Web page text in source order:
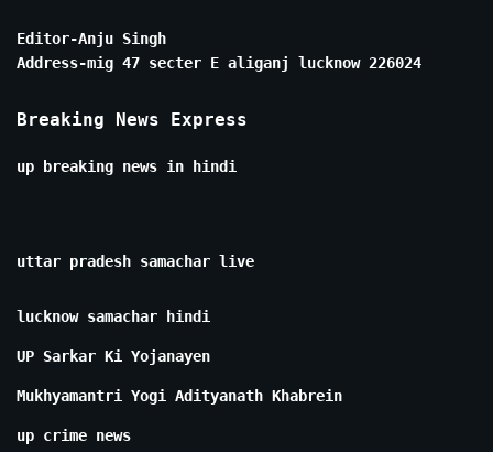
Editor-Anju Singh
Address-mig 47 secter E aliganj lucknow 226024
Breaking News Express
up breaking news in hindi
uttar pradesh samachar live
lucknow samachar hindi
UP Sarkar Ki Yojanayen
Mukhyamantri Yogi Adityanath Khabrein
up crime news